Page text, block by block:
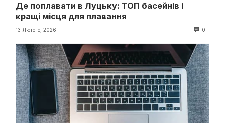
Де поплавати в Луцьку: ТОП басейнів і
кращі місця для плавання
13 Лютого, 2026 0